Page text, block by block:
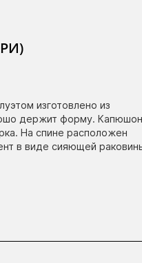
изготовлено из
держит форму. Капюшон
На спине расположен
в виде сияющей